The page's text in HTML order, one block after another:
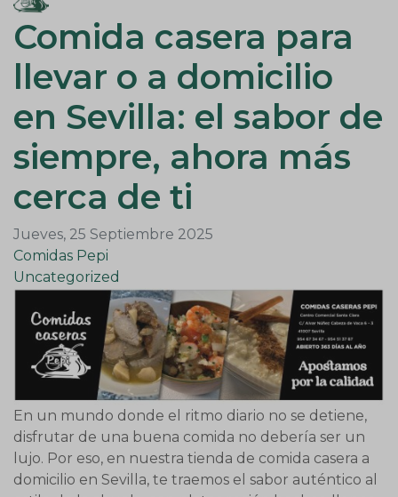
Comida casera para
llevar o a domicilio
en Sevilla: el sabor de
siempre, ahora más
cerca de ti
Jueves, 25 Septiembre 2025
Comidas Pepi
Uncategorized
En un mundo donde el ritmo diario no se detiene,
disfrutar de una buena comida no debería ser un
lujo. Por eso, en nuestra tienda de comida casera a
domicilio en Sevilla, te traemos el sabor auténtico al